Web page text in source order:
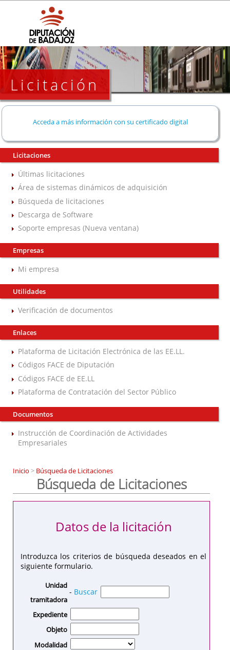
Licitación
Acceda a más información con su certificado digital
Licitaciones
Últimas licitaciones
Área de sistemas dinámicos de adquisición
Búsqueda de licitaciones
Descarga de Software
Soporte empresas (Nueva ventana)
Empresas
Mi empresa
Utilidades
Verificación de documentos
Enlaces
Plataforma de Licitación Electrónica de las EE.LL.
Códigos FACE de Diputación
Códigos FACE de EE.LL
Plataforma de Contratación del Sector Público
Documentos
Instrucción de Coordinación de Actividades
Empresariales
Inicio > Búsqueda de Licitaciones
Búsqueda de Licitaciones
Introduzca los criterios de búsqueda deseados en el
siguiente formulario.
Datos de la licitación
Unidad
tramitadora
- Buscar
Expediente
Objeto
Modalidad